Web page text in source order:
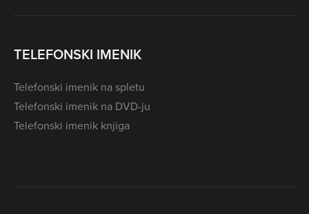
TELEFONSKI IMENIK
Telefonski imenik na spletu
Telefonski imenik na DVD-ju
Telefonski imenik knjiga